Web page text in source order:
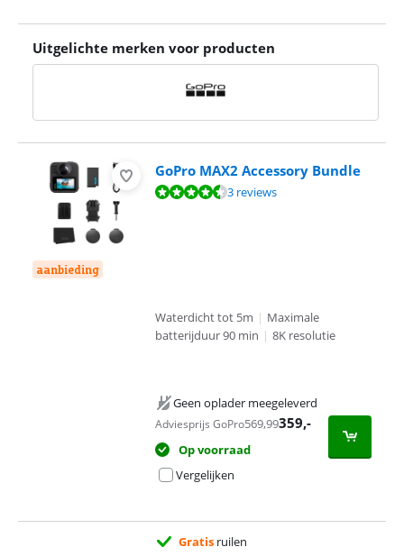
Uitgelichte merken voor producten
aanbieding
GoPro MAX2 Accessory Bundle
Beoordeling is 9,2 van de 10, gebaseerd op 3 reviews.
3 reviews
Waterdicht tot 5m | Maximale
batterijduur 90 min | 8K resolutie
Geen oplader meegeleverd
Adviesprijs GoPro569,99359,-
Op voorraad
Vergelijken
Gratis ruilen